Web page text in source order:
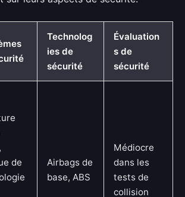
Technolog
ies de
sécurité
Évaluation
s de
sécurité
de
Airbags de
base, ABS
Médiocre
dans les
tests de
collision